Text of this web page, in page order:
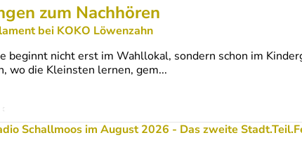
zum Nachhören
bei KOKO Löwenzahn
beginnt nicht erst im Wahllokal, sondern schon im
wo die Kleinsten lernen, gem...
Schallmoos im August 2026 - Das zweite